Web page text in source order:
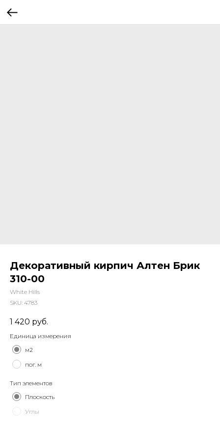
Декоративный кирпич Алтен Брик
310-00
White Hills
SKU: 4783
1 420 руб.
Единица измерения
м2
пог. м
Тип элементов
Плоскость
Углы